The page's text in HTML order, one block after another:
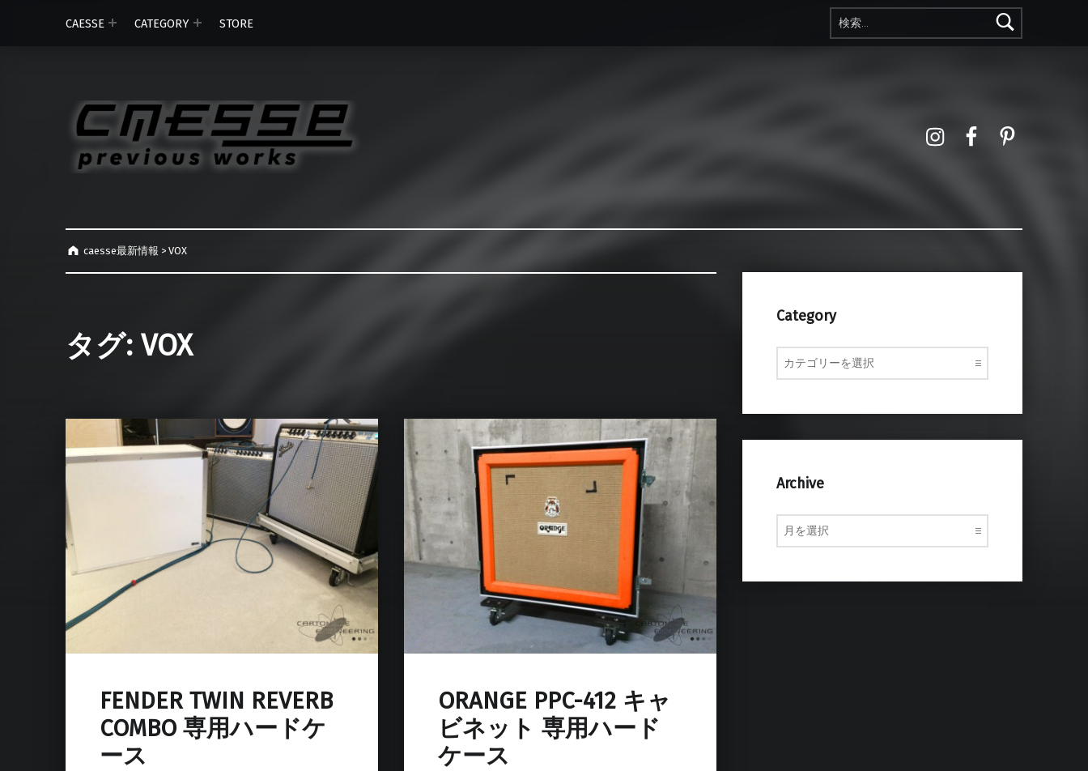
検索:
CAESSE
CATEGORY STORE
Instagram
FacebookPinterest
caesse最新情報 >VOX
タグ: VOX
FENDER TWIN REVERB
COMBO 専用ハードケ
ース
ORANGE PPC-412 キャ
ビネット 専用ハード
ケース
Category
Category
Archive
Archive